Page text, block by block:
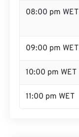
08:00 pm WET
09:00 pm WET
10:00 pm WET
11:00 pm WET